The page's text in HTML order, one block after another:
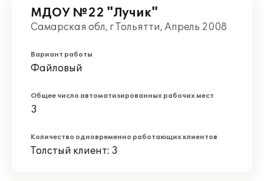
МДОУ №22 "Лучик"
Самарская обл, г Тольятти, Апрель 2008
Вариант работы
Файловый
Общее число автоматизированных рабочих мест
3
Количество одновременно работающих клиентов
Толстый клиент: 3